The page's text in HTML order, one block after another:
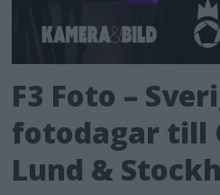
F3 Foto –
fotodagar till
Lund &